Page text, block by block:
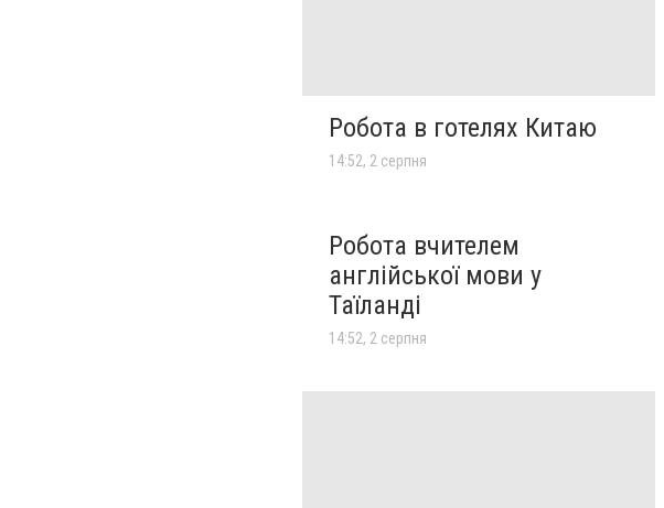
Робота в готелях Китаю
14:52, 2 серпня
Робота вчителем
англійської мови у
Таїланді
14:52, 2 серпня